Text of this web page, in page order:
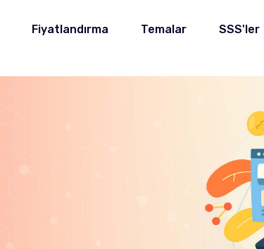
Fiyatlandırma Temalar SSS'ler